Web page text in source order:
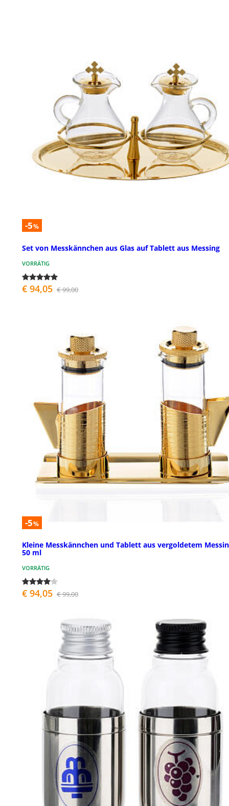
-5%
Set von Messkännchen aus Glas auf Tablett aus Messing
VORRÄTIG
€ 94,05 € 99,00
-5%
Kleine Messkännchen und Tablett aus vergoldetem
50 ml
VORRÄTIG
€ 94,05 € 99,00